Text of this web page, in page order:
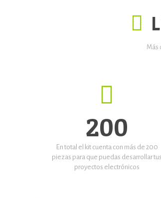
Más
200
En total el kit cuenta con más de 200
piezas para que puedas desarrollar tus
proyectos electrónicos